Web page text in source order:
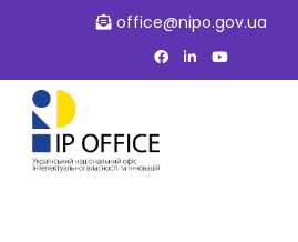
office@nipo.gov.ua